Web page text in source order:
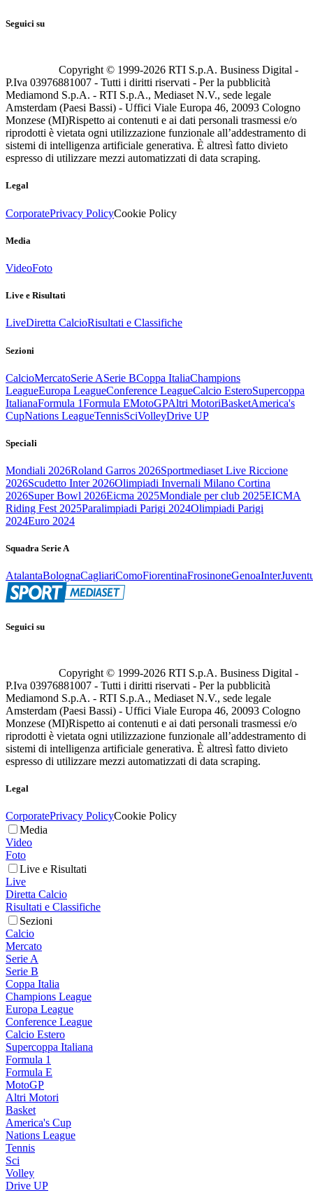
Seguici su
Copyright © 1999-2026 RTI S.p.A. Business Digital -
P.Iva 03976881007 - Tutti i diritti riservati - Per la pubblicità
Mediamond S.p.A. - RTI S.p.A., Mediaset N.V., sede legale
Amsterdam (Paesi Bassi) - Uffici Viale Europa 46, 20093 Cologno
Monzese (MI)Rispetto ai contenuti e ai dati personali trasmessi e/o
riprodotti è vietata ogni utilizzazione funzionale all’addestramento di
sistemi di intelligenza artificiale generativa. È altresì fatto divieto
espresso di utilizzare mezzi automatizzati di data scraping.
Legal
CorporatePrivacy PolicyCookie Policy
Media
VideoFoto
Live e Risultati
LiveDiretta CalcioRisultati e Classifiche
Sezioni
CalcioMercatoSerie ASerie BCoppa ItaliaChampions
LeagueEuropa LeagueConference LeagueCalcio EsteroSupercoppa
ItalianaFormula 1Formula EMotoGPAltri MotoriBasketAmerica's
CupNations LeagueTennisSciVolleyDrive UP
Speciali
Mondiali 2026Roland Garros 2026Sportmediaset Live Riccione
2026Scudetto Inter 2026Olimpiadi Invernali Milano Cortina
2026Super Bowl 2026Eicma 2025Mondiale per club 2025EICMA
Riding Fest 2025Paralimpiadi Parigi 2024Olimpiadi Parigi
2024Euro 2024
Squadra Serie A
AtalantaBolognaCagliariComoFiorentinaFrosinoneGenoaInter
Seguici su
Copyright © 1999-2026 RTI S.p.A. Business Digital -
P.Iva 03976881007 - Tutti i diritti riservati - Per la pubblicità
Mediamond S.p.A. - RTI S.p.A., Mediaset N.V., sede legale
Amsterdam (Paesi Bassi) - Uffici Viale Europa 46, 20093 Cologno
Monzese (MI)Rispetto ai contenuti e ai dati personali trasmessi e/o
riprodotti è vietata ogni utilizzazione funzionale all’addestramento di
sistemi di intelligenza artificiale generativa. È altresì fatto divieto
espresso di utilizzare mezzi automatizzati di data scraping.
Legal
CorporatePrivacy PolicyCookie Policy
Media
Video
Foto
Live e Risultati
Live
Diretta Calcio
Risultati e Classifiche
Sezioni
Calcio
Mercato
Serie A
Serie B
Coppa Italia
Champions League
Europa League
Conference League
Calcio Estero
Supercoppa Italiana
Formula 1
Formula E
MotoGP
Altri Motori
Basket
America's Cup
Nations League
Tennis
Sci
Volley
Drive UP